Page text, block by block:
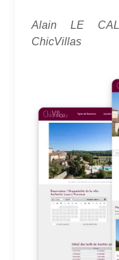
Alain LE
ChicVillas